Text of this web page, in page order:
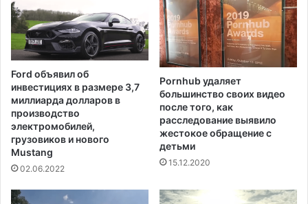
о
л
ь
ш
г
о
о
л
и
ч
с
к
и
м
г
н
т
и
ч
е
с
и
Ford объявил об
инвестициях в размере 3,7
миллиарда долларов в
производство
электромобилей,
грузовиков и нового
Mustang
02.06.2022
Pornhub удаляет
большинство своих видео
после того, как
расследование выявило
жестокое обращение с
детьми
15.12.2020